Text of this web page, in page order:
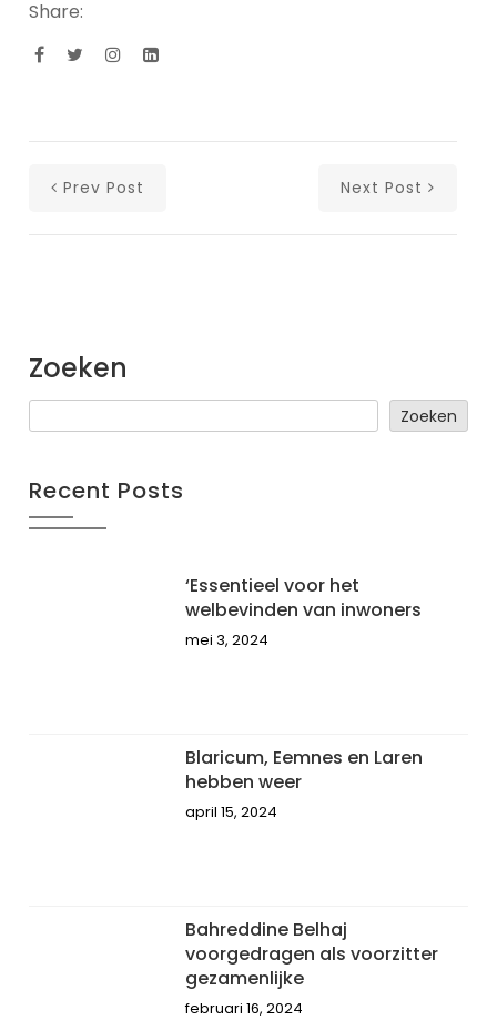
Share:
Prev Post Next Post
Zoeken
Zoeken
Recent Posts
‘Essentieel voor het
welbevinden van inwoners
mei 3, 2024
Blaricum, Eemnes en Laren
hebben weer
april 15, 2024
Bahreddine Belhaj
voorgedragen als voorzitter
gezamenlijke
februari 16, 2024